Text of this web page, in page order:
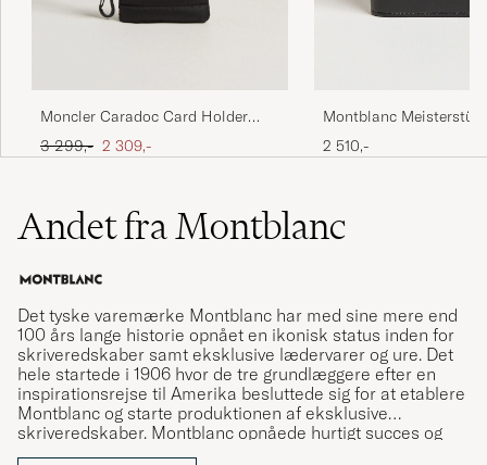
Moncler Caradoc Card Holder
Black
Ordinary pris
3 299,- Nedsat pris
2 309,-
Montblanc
Holder 4cc Black
2 510,-
Andet fra Montblanc
Det tyske varemærke Montblanc har med sine mere end
100 års lange historie opnået en ikonisk status inden for
skriveredskaber samt eksklusive lædervarer og ure. Det
hele startede i 1906 hvor de tre grundlæggere efter en
inspirationsrejse til Amerika besluttede sig for at etablere
Montblanc og starte produktionen af eksklusive
skriveredskaber. Montblanc opnåede hurtigt succes og
revolutionerede kunsten at skrive i hånden – resten er